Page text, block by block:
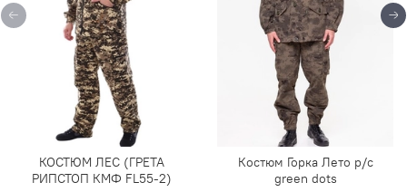
КОСТЮМ ЛЕС (ГРЕТА
РИПСТОП КМФ FL55-2)
Костюм Горка Лето р/с
green dots